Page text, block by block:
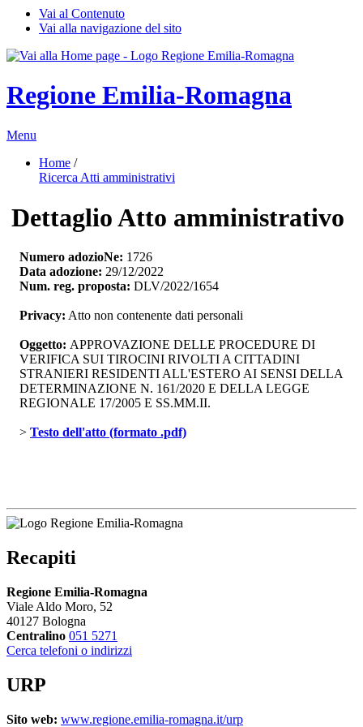
Vai al Contenuto
Vai alla navigazione del sito
Regione Emilia-Romagna
Menu
Home /
Ricerca Atti amministrativi
Dettaglio Atto amministrativo
Numero adozioNe: 1726
Data adozione: 29/12/2022
Num. reg. proposta: DLV/2022/1654
Privacy: Atto non contenente dati personali
Oggetto: APPROVAZIONE DELLE PROCEDURE DI
VERIFICA SUI TIROCINI RIVOLTI A CITTADINI
STRANIERI RESIDENTI ALL'ESTERO AI SENSI DELLA
DETERMINAZIONE N. 161/2020 E DELLA LEGGE
REGIONALE 17/2005 E SS.MM.II.
> Testo dell'atto (formato .pdf)
Recapiti
Regione Emilia-Romagna
Viale Aldo Moro, 52
40127 Bologna
Centralino 051 5271
Cerca telefoni o indirizzi
URP
Sito web: www.regione.emilia-romagna.it/urp